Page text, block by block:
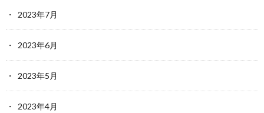
2023年7月
2023年6月
2023年5月
2023年4月